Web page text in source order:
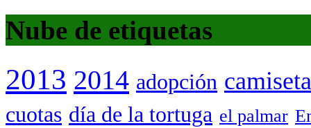
Nube de etiquetas
2013 2014 adopción
cuotas día de la tortuga el palmar